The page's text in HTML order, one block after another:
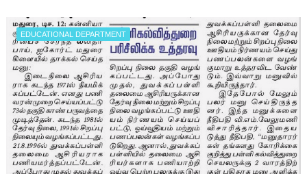
EDUCATIONAL DEPARTMENT